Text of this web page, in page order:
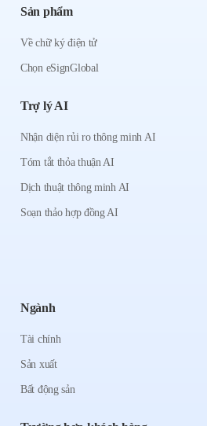
Sản phẩm
Về chữ ký điện tử
Chọn eSignGlobal
Trợ lý AI
Nhận diện rủi ro thông minh AI
Tóm tắt thỏa thuận AI
Dịch thuật thông minh AI
Soạn thảo hợp đồng AI
Ngành
Tài chính
Sản xuất
Bất động sản